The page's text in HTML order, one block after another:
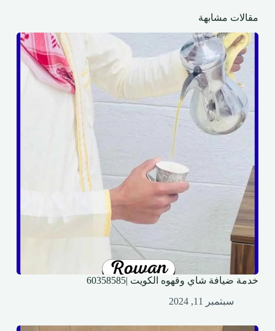
مقالات مشابهة
خدمة ضيافة شاي وقهوه الكويت |60358585
سبتمبر 11, 2024